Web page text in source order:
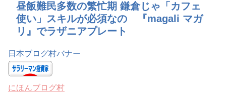
昼飯難民多数の繁忙期 鎌倉じゃ「カフェ
使い」スキルが必須なの 『magali マガ
リ』でラザニアプレート
日本ブログ村バナー
にほんブログ村